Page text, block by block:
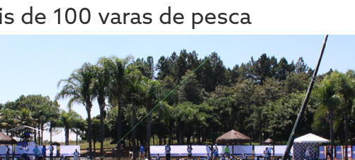
de 100 varas de pesca